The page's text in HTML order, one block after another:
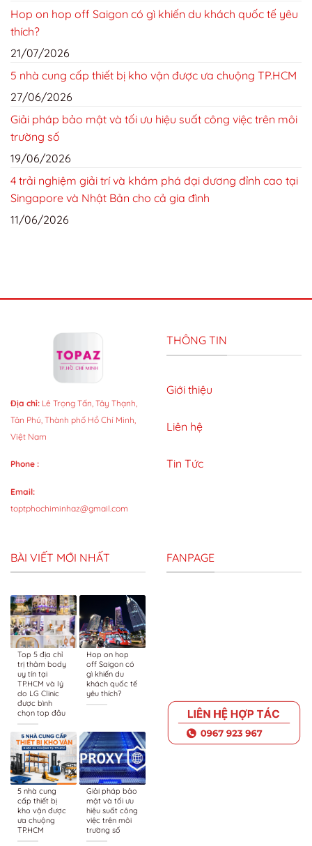
Hop on hop off Saigon có gì khiến du khách quốc tế yêu
thích?
21/07/2026
5 nhà cung cấp thiết bị kho vận được ưa chuộng TP.HCM
27/06/2026
Giải pháp bảo mật và tối ưu hiệu suất công việc trên môi
trường số
19/06/2026
4 trải nghiệm giải trí và khám phá đại dương đỉnh cao tại
Singapore và Nhật Bản cho cả gia đình
11/06/2026
Địa chỉ: Lê Trọng Tấn, Tây Thạnh,
Tân Phú, Thành phố Hồ Chí Minh,
Việt Nam
Phone :
Email:
toptphochiminhaz@gmail.com
THÔNG TIN
Giới thiệu
Liên hệ
Tin Tức
BÀI VIẾT MỚI NHẤT
Top 5 địa chỉ
trị thâm body
uy tín tại
TP.HCM và lý
do LG Clinic
được bình
chọn top đầu
Hop on hop
off Saigon có
gì khiến du
khách quốc tế
yêu thích?
5 nhà cung
cấp thiết bị
kho vận được
ưa chuộng
TP.HCM
Giải pháp bảo
mật và tối ưu
hiệu suất công
việc trên môi
trường số
FANPAGE